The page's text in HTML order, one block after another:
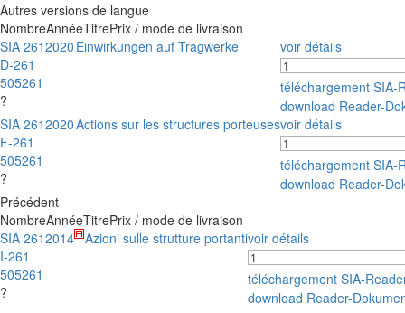
Autres versions de langue
NombreAnnéeTitrePrix / mode de livraison
SIA 261
D-261
505261
?
2020 Einwirkungen auf Tragwerke voir détails
téléchargement SIA-
download Reader-
SIA 261
F-261
505261
?
2020Actions sur les structures porteusesvoir détails
téléchargement SIA-
download Reader-
Précédent
NombreAnnéeTitrePrix / mode de livraison
SIA 261
I-261
505261
?
2014 Azioni sulle strutture portantivoir détails
téléchargement SIA-
download Reader-